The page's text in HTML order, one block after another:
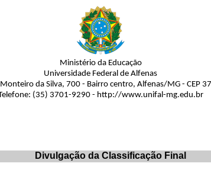
Ministério da Educação
Universidade Federal de Alfenas
Monteiro da Silva, 700 - Bairro centro, Alfenas/MG - CEP
(35) 3701-9290 - http://www.unifal-mg.edu.br
Divulgação da Classificação Final